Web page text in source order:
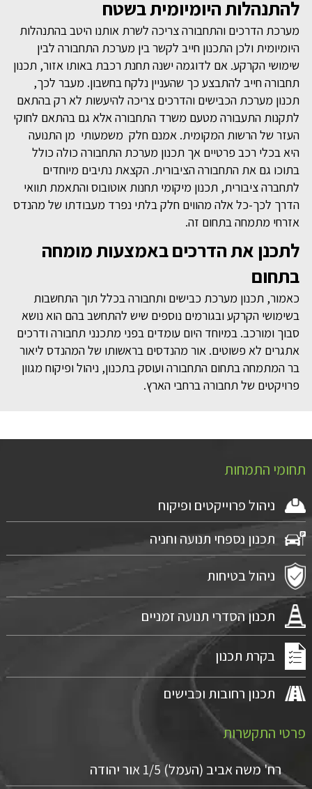
להתנהלות היומיומית בשטח
מערכת הדרכים והתחבורה צריכה לשרת אותנו היטב בהתנהלות
היומיומית ולכן התכנון חייב לקשר בין מערכת התחבורה לבין
שימושי הקרקע. אם לדוגמה ישנה תחנת רכבת באותו אזור, תכנון
תחבורה חייב להתבצע כך שהעניין נלקח בחשבון. מעבר לכך,
תכנון מערכת הכבישים והדרכים צריכה להיעשות לא רק בהתאם
לתקנות התעבורה מטעם משרד התחבורה אלא גם בהתאם לחוקי
העזר של הרשות המקומית. אמנם חלק משמעותי מן התנועה
היא בכלי רכב פרטיים אך תכנון מערכת התחבורה כולה כולל
בתוכו גם את התחבורה הציבורית. הקצאת נתיבים מיוחדים
לתחברה ציבורית, תכנון מיקומי תחנות אוטובוס והתאמת תוואי
הדרך לכך-כל אלה מהווים חלק בלתי נפרד מעבודתו של מהנדס
אזרחי מתמחה בתחום זה.
לתכנן את הדרכים באמצעות מומחה
בתחום
כאמור, תכנון מערכת כבישים ותחבורה בכלל תוך התחשבות
בשימושי הקרקע ובגורמים נוספים שיש להתחשב בהם הוא נושא
סבוך ומורכב. במיוחד היום עומדים בפני מתכנני תחבורה ודרכים
אתגרים לא פשוטים. אור מהנדסים בראשותו של המהנדס ליאור
בר המתמחה בתחום התחבורה ועוסק בתכנון, ניהול ופיקוח מגוון
פרויקטים של תחבורה ברחבי הארץ.
תחומי התמחות
ניהול פרוייקטים ופיקוח
תכנון נספחי תנועה וחניה
ניהול בטיחות
תכנון הסדרי תנועה זמניים
בקרת תכנון
תכנון רחובות וכבישים
פרטי התקשרות
רח' משה אביב (העמל) 1/5 אור יהודה